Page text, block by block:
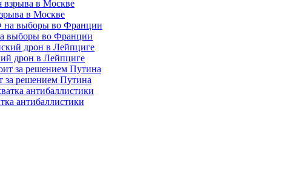
в Москве
выборы во Франции
дрон в Лейпциге
за решением Путина
антибаллистики